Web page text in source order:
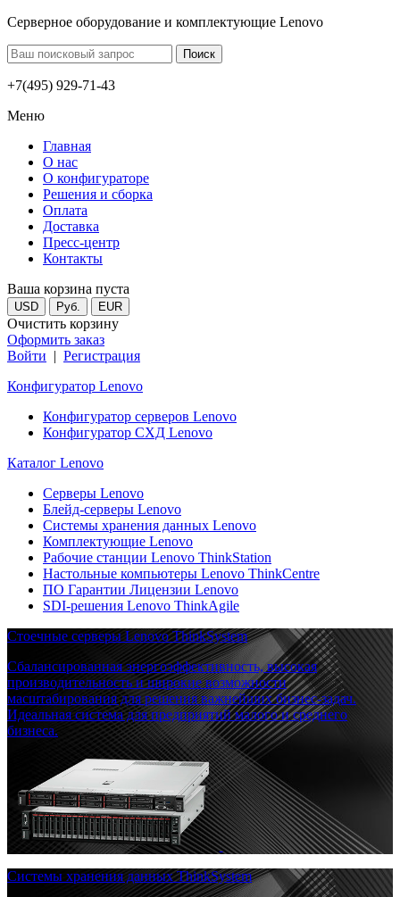
Серверное оборудование и комплектующие Lenovo
+7(495) 929-71-43
Меню
Главная
О нас
О конфигураторе
Решения и сборка
Оплата
Доставка
Пресс-центр
Контакты
Ваша корзина пуста
USD Руб. EUR
Очистить корзину
Оформить заказ
Войти | Регистрация
Конфигуратор Lenovo
Конфигуратор серверов Lenovo
Конфигуратор СХД Lenovo
Каталог Lenovo
Серверы Lenovo
Блейд-серверы Lenovo
Системы хранения данных Lenovo
Комплектующие Lenovo
Рабочие станции Lenovo ThinkStation
Настольные компьютеры Lenovo ThinkCentre
ПО Гарантии Лицензии Lenovo
SDI-решения Lenovo ThinkAgile
Стоечные серверы Lenovo ThinkSystem
Сбалансированная энергоэффективность, высокая
производительность и широкие возможности
масштабирования для решения важнейших бизнес-задач.
Идеальная система для предприятий малого и среднего
бизнеса.
Системы хранения данных ThinkSystem